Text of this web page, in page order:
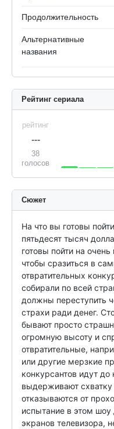
Продолжительность
Альтернативные
названия
Рейтинг сериала
рейтинг
---
38
голосов
Сюжет
На что вы готовы
пятьдесят тысяч
готовы пойти на
чтобы сразиться в
отвратительных
собирали по всей
должны переступить
страхи ради денег.
бывают просто
огромную высоту и
отвратительные,
или другие мерзкие
конкурсантов идут
выдерживают
отказываются от
испытание в этом
экранов телевизора,